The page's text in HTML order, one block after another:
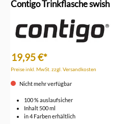
Contigo Trinkflasche swish
19,95 €*
Preise inkl. MwSt. zzgl. Versandkosten
Nicht mehr verfügbar
100 % auslaufsicher
Inhalt 500 ml
in 4 Farben erhältlich